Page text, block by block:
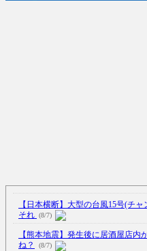
【日本横断】大型の台風15号(チ
それ (8/7)
【熊本地震】発生後に居酒屋店
ね？
(8/7)